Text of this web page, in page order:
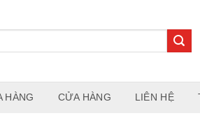
HÀNG CỬA HÀNG LIÊN HỆ